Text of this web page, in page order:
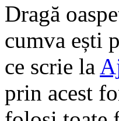
Dragă
cumva ești
ce scrie la
prin acest